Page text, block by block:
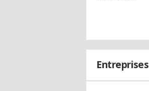
Entreprises